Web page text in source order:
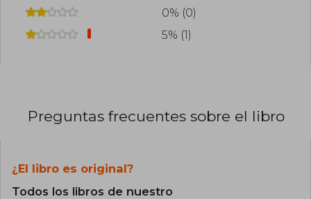
0% (0)
5% (1)
Preguntas frecuentes sobre el libro
¿El libro es original?
Todos los libros de nuestro